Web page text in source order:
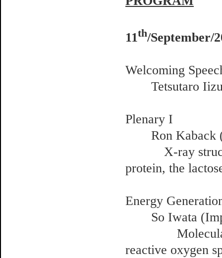
11th/September/
Welcoming
Tetsutaro
Plenary I
Ron Kaback
X-ray
protein, the
Energy
So Iwata
Molecular
reactive oxygen